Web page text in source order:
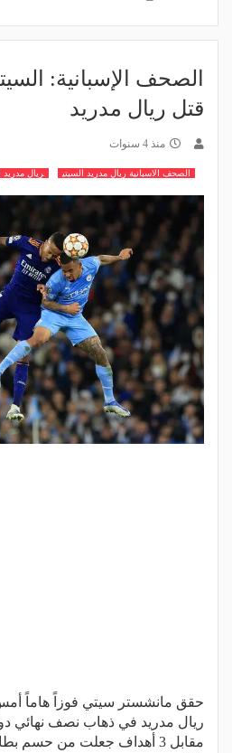
الصحف الإسبانية:
قتل ريال مدريد
منذ 4 سنوات
الصحف الاسبانية ريال مدريد السيتي ريال مدريد
حقق مانشستر سيتي فوزاً هاماً أمس
ريال مدريد في ذهاب نصف نهائي
مقابل 3 أهداف جعلت من حسم